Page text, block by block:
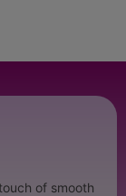
of smooth